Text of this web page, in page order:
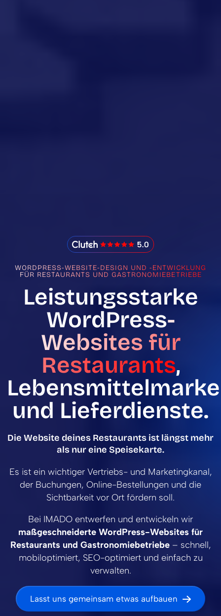
IMADO Reviews
WORDPRESS-WEBSITE-DESIGN UND -ENTWICKLUNG
FÜR RESTAURANTS UND GASTRONOMIEBETRIEBE
Leistungsstarke
WordPress-
Websites für
Restaurants,
und Lieferdienste.
Die Website deines Restaurants ist längst mehr
als nur eine Speisekarte.
Es ist ein wichtiger Vertriebs- und Marketingkanal,
der Buchungen, Online-Bestellungen und die
Sichtbarkeit vor Ort fördern soll.
Bei IMADO entwerfen und entwickeln wir
maßgeschneiderte WordPress-Websites für
Restaurants und Gastronomiebetriebe– schnell,
mobiloptimiert, SEO-optimiert und einfach zu
verwalten.
Lasst uns gemeinsam etwas aufbauen